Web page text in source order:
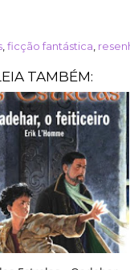
,ficção fantástica,
TAMBÉM: